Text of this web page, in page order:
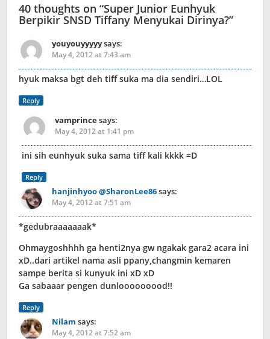
40 thoughts on “Super Junior Eunhyuk
Berpikir SNSD Tiffany Menyukai Dirinya?”
youyouyyyyysays:
May 4, 2012 at 7:43 am
hyuk maksa bgt deh tiff suka ma dia sendiri…LOL
Reply
vamprincesays:
May 4, 2012 at 1:41 pm
ini sih eunhyuk suka sama tiff kali kkkk =D
Reply
hanjinhyoo @SharonLee86says:
May 4, 2012 at 7:51 am
*gedubraaaaaaak*
Ohmaygoshhhh ga henti2nya gw ngakak gara2 acara ini
xD..dari artikel nama asli ppany,changmin kemaren
sampe berita si kunyuk ini xD xD
Ga sabaaar pengen dunlooooooood!!
Reply
Nilam says:
May 4, 2012 at 7:52 am